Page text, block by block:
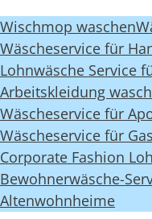
Wischmop waschen
Wäscheservice für
Lohnwäsche Service
Arbeitskleidung
Wäscheservice für
Wäscheservice für
Corporate Fashion
Bewohnerwäsche-
Altenwohnheime